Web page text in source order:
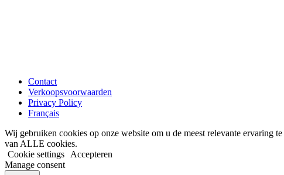
Contact
Verkoopsvoorwaarden
Privacy Policy
Français
Wij gebruiken cookies op onze website om u de meest relevante ervaring
van ALLE cookies.
Cookie settings
Accepteren
Manage consent